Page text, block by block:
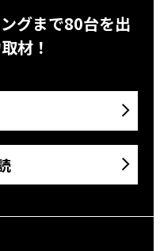
グまで80台を出
材！